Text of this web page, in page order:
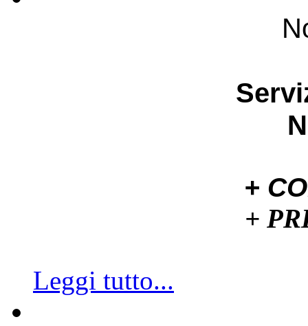
+
+
Leggi tutto...